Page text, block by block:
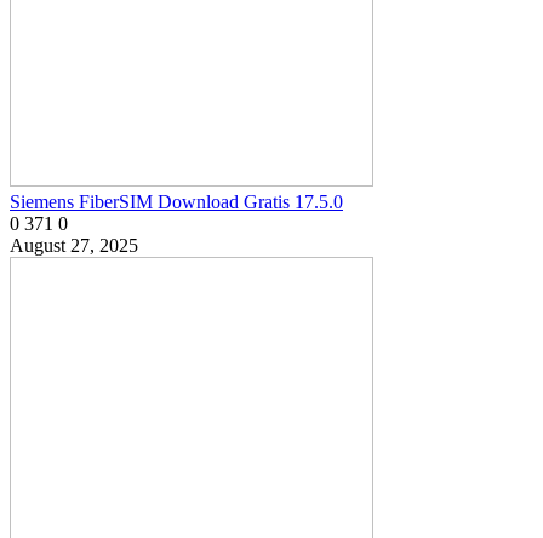
Siemens FiberSIM Download Gratis 17.5.0
0 371 0
August 27, 2025